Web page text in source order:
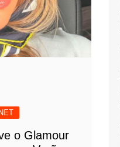
o Glamour